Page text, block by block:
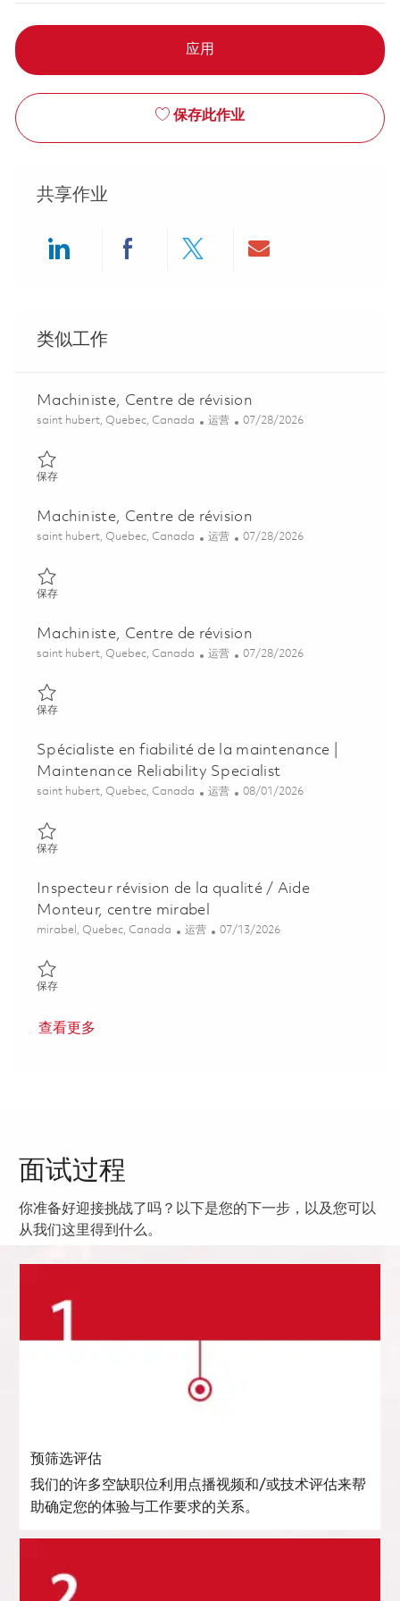
应用
保存此作业
共享作业
类似工作
Machiniste, Centre de révision
位置
saint hubert, Quebec, Canada 类别
运营 Posted Date
07/28/2026
保存保存 Machiniste, Centre de révision 01854455
Machiniste, Centre de révision
位置
saint hubert, Quebec, Canada 类别
运营 Posted Date
07/28/2026
保存保存 Machiniste, Centre de révision 01842180
Machiniste, Centre de révision
位置
saint hubert, Quebec, Canada 类别
运营 Posted Date
07/28/2026
保存保存 Machiniste, Centre de révision 01842770
Spécialiste en fiabilité de la maintenance |
Maintenance Reliability Specialist
位置
saint hubert, Quebec, Canada 类别
运营 Posted Date
08/01/2026
保存保存 Spécialiste en fiabilité de la maintenance | Maintenance
Inspecteur révision de la qualité / Aide
Monteur, centre mirabel
位置
mirabel, Quebec, Canada 类别
运营 Posted Date
07/13/2026
保存保存 Inspecteur révision de la qualité / Aide Monteur, centre
查看更多
面试过程
你准备好迎接挑战了吗？以下是您的下一步，以及您可以
从我们这里得到什么。
预筛选评估
我们的许多空缺职位利用点播视频和/或技术评估来帮
助确定您的体验与工作要求的关系。